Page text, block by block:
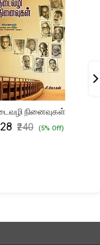
நினைவுகள்
₹240 (5% Off)